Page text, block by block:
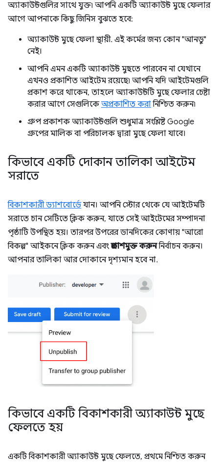
অ্যাকাউন্টগুলির সাথে যুক্ত৷ আপনি একটি অ্যাকাউন্ট মুছে ফেলার
আগে আপনাকে কিছু জিনিস বুঝতে হবে:
অ্যাকাউন্ট মুছে ফেলা স্থায়ী. এই কর্মের জন্য কোন "আনডু"
নেই।
আপনি এমন একটি অ্যাকাউন্ট মুছতে পারবেন না যেখানে
এখনও প্রকাশিত আইটেম রয়েছে৷ আপনি যদি আইটেমগুলি
প্রকাশ করে থাকেন, তাহলে অ্যাকাউন্টটি মুছে ফেলার চেষ্টা
করার আগে সেগুলিকেঅপ্রকাশিত করানিশ্চিত করুন৷
গ্রুপ প্রকাশক অ্যাকাউন্টগুলি শুধুমাত্র সংশ্লিষ্ট Google
গ্রুপের মালিক বা পরিচালক দ্বারা মুছে ফেলা যাবে।
কিভাবে একটি দোকান তালিকা আইটেম
সরাতে
বিকাশকারী ড্যাশবোর্ডেযান। আপনি স্টোর থেকে যে আইটেমটি
সরাতে চান সেটিতে ক্লিক করুন, যাতে সেই আইটেমের সম্পাদনা
পৃষ্ঠাটি উপস্থিত হয়। তারপর উপরের ডানদিকের কোণায় "আরো
বিকল্প" আইকনে ক্লিক করুন এবংপ্রকাশমুক্ত করুননির্বাচন করুন।
আপনার তালিকা আর দোকানে দৃশ্যমান হবে না.
কিভাবে একটি বিকাশকারী অ্যাকাউন্ট মুছে
ফেলতে হয়
একটি বিকাশকারী অ্যাকাউন্ট মুছে ফেলতে, প্রথমে নিশ্চিত করুন